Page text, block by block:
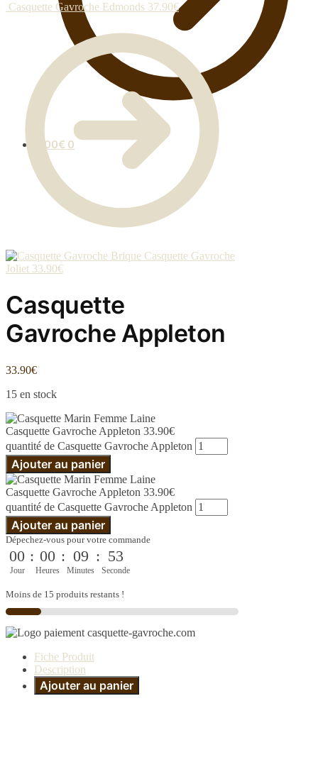
0.00€ 0
Casquette Gavroche Edmonds 37.90€
Casquette Gavroche
Joliet 33.90€
Casquette
Gavroche Appleton
33.90€
15 en stock
Casquette Gavroche Appleton 33.90€
quantité de Casquette Gavroche Appleton
Ajouter au panier
Casquette Gavroche Appleton 33.90€
quantité de Casquette Gavroche Appleton
Ajouter au panier
Dépechez-vous pour votre commande
00
Jour
: 00
Heures
: 09
Minutes
: 52
Seconde
Moins de 15 produits restants !
Fiche Produit
Description
Ajouter au panier